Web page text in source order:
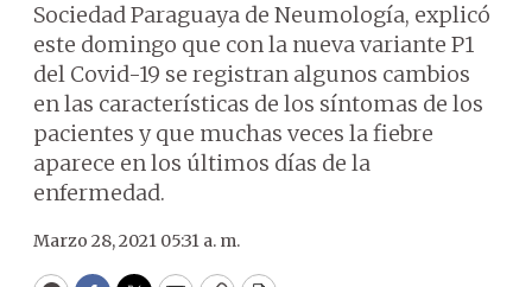
Sociedad Paraguaya de Neumología, explicó
este domingo que con la nueva variante P1
del Covid-19 se registran algunos cambios
en las características de los síntomas de los
pacientes y que muchas veces la fiebre
aparece en los últimos días de la
enfermedad.
Marzo 28, 2021 05:31 a. m.